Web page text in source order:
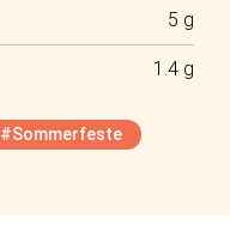
5 g
1.4 g
#Sommerfeste